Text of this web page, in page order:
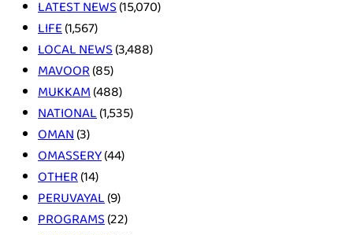
LATEST NEWS(15,070)
LIFE(1,567)
LOCAL NEWS(3,488)
MAVOOR(85)
MUKKAM(488)
NATIONAL(1,535)
OMAN(3)
OMASSERY(44)
OTHER(14)
PERUVAYAL(9)
PROGRAMS(22)